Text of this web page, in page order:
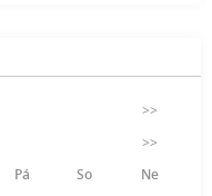
>>
>>
Pá So
Ne